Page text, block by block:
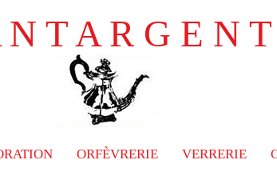
N T A R G E N T
ORFÈVRERIE VERRERIE